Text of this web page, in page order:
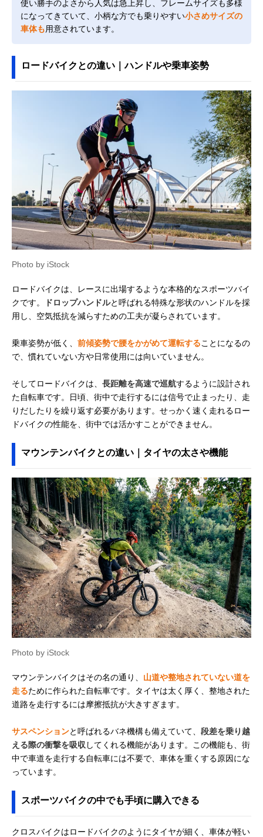
使い勝手のよさから人気は急上昇し、フレームサイズも多様
になってきていて、小柄な方でも乗りやすい小さめサイズの
車体も用意されています。
ロードバイクとの違い｜ハンドルや乗車姿勢
Photo by iStock
ロードバイクは、レースに出場するような本格的なスポーツバイ
クです。
ドロップハンドルと呼ばれる特殊な形状のハンドルを採
用し、空気抵抗を減らすための工夫が凝らされています。
乗車姿勢が低く、 前傾姿勢で腰をかがめて運転することになるの
で、慣れていない方や日常使用には向いていません。
そしてロードバイクは、 長距離を高速で巡航するように設計され
た自転車です。日頃、街中で走行するには信号で止まったり、走
りだしたりを繰り返す必要があります。せっかく速く走れるロー
ドバイクの性能を、街中では活かすことができません。
マウンテンバイクとの違い｜タイヤの太さや機能
Photo by iStock
マウンテンバイクはその名の通り、 山道や整地されていない道を
走るために作られた自転車です。タイヤは太く厚く、整地された
道路を走行するには摩擦抵抗が大きすぎます。
サスペンションと呼ばれるバネ機構も備えていて、 段差を乗り越
える際の衝撃を吸収 してくれる機能があります。この機能も、街
中で車道を走行する自転車には不要で、車体を重くする原因にな
っています。
スポーツバイクの中でも手頃に購入できる
クロスバイクはロードバイクのようにタイヤが細く、車体が軽い